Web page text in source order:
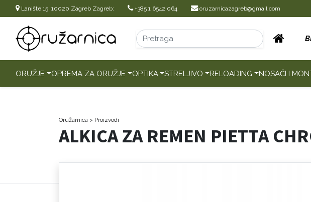
Lanište 15, 10020 Zagreb Zagreb: +385 1 6542 064 oruzarnicazagreb@gmail.com
ORUŽJE OPREMA ZA ORUŽJE OPTIKA STRELJIVO RELOADING NOSAČI I
Oružarnica > Proizvodi
ALKICA ZA REMEN PIETTA